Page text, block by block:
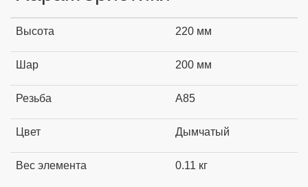
Высота 220 мм
Шар 200 мм
Резьба А85
Цвет Дымчатый
Вес элемента 0.11 кг